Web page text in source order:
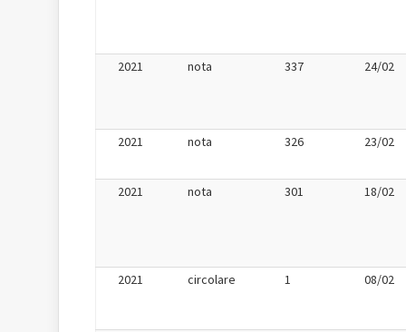
2021 nota 337 24/02
2021 nota 326 23/02
2021 nota 301 18/02
2021 circolare 1 08/02